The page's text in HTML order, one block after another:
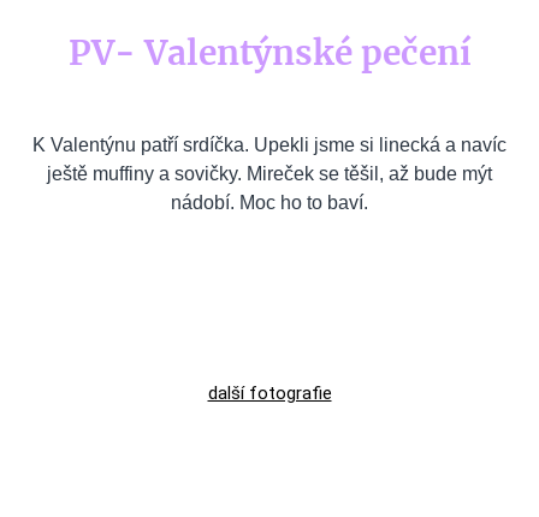
PV- Valentýnské pečení
K Valentýnu patří srdíčka. Upekli jsme si linecká a navíc
ještě muffiny a sovičky. Mireček se těšil, až bude mýt
nádobí. Moc ho to baví.
další fotografie